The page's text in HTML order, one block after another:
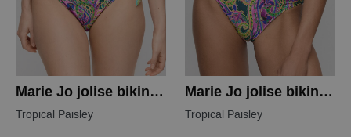
Marie Jo jolise bikini slip
Tropical Paisley
Marie Jo jolise bikini slip
Tropical Paisley